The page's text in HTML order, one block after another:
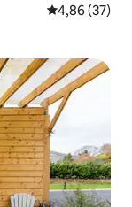
4,86 de uma
4,86 (37)